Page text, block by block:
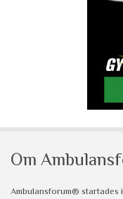
Om
Ambulansforum® startades